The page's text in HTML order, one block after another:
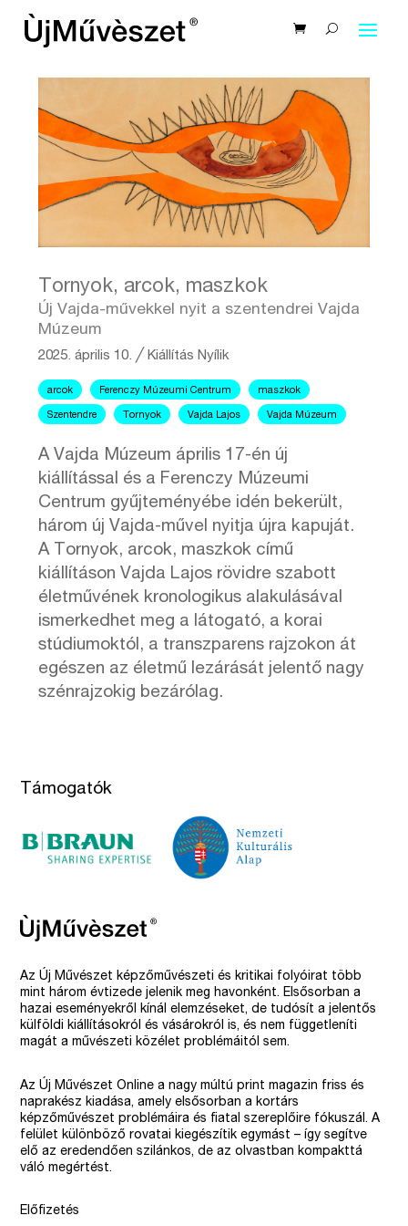
Tornyok, arcok, maszkok
Új Vajda-művekkel nyit a szentendrei Vajda
Múzeum
2025. április 10. ╱Kiállítás Nyílik
arcok Ferenczy Múzeumi Centrum maszkok
Szentendre Tornyok Vajda Lajos Vajda Múzeum
A Vajda Múzeum április 17-én új
kiállítással és a Ferenczy Múzeumi
Centrum gyűjteményébe idén bekerült,
három új Vajda-művel nyitja újra kapuját.
A Tornyok, arcok, maszkok című
kiállításon Vajda Lajos rövidre szabott
életművének kronologikus alakulásával
ismerkedhet meg a látogató, a korai
stúdiumoktól, a transzparens rajzokon át
egészen az életmű lezárását jelentő nagy
szénrajzokig bezárólag.
Támogatók
Az Új Művészet képzőművészeti és kritikai folyóirat több
mint három évtizede jelenik meg havonként. Elsősorban a
hazai eseményekről kínál elemzéseket, de tudósít a jelentős
külföldi kiállításokról és vásárokról is, és nem függetleníti
magát a művészeti közélet problémáitól sem.
Az Új Művészet Online a nagy múltú print magazin friss és
naprakész kiadása, amely elsősorban a kortárs
képzőművészet problémáira és fiatal szereplőire fókuszál. A
felület különböző rovatai kiegészítik egymást – így segítve
elő az eredendően szilánkos, de az olvastban kompakttá
váló megértést.
Előfizetés